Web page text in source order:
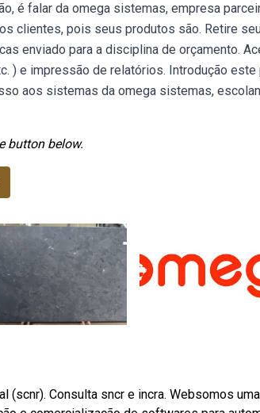
é falar da omega sistemas, empresa
clientes, pois seus produtos são. Retire
enviado para a disciplina de orçamento.
) e impressão de relatórios. Introdução este
aos sistemas da omega sistemas,
button below.
(scnr). Consulta sncr e incra. Websomos uma